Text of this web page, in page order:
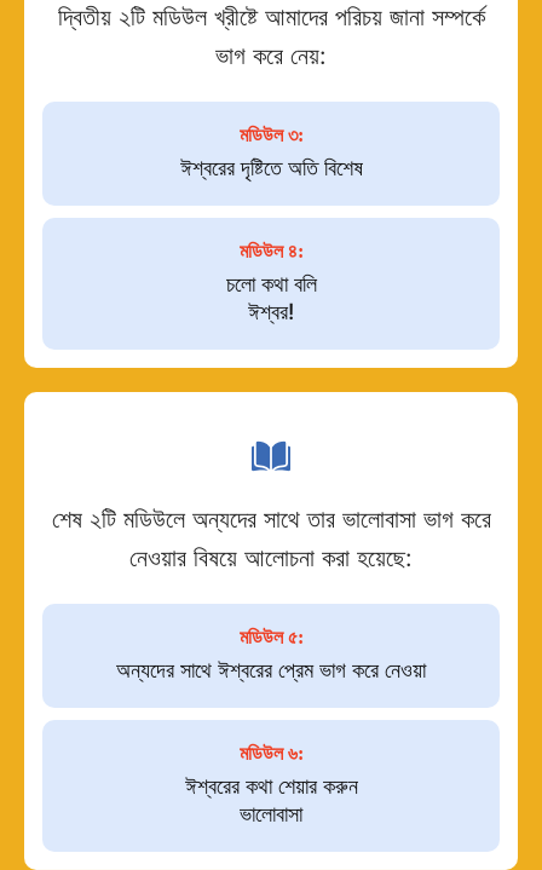
দ্বিতীয় ২টি মডিউল খ্রীষ্টে আমাদের পরিচয় জানা সম্পর্কে
ভাগ করে নেয়:
মডিউল ৩:
ঈশ্বরের দৃষ্টিতে অতি বিশেষ
মডিউল ৪:
চলো কথা বলি
ঈশ্বর!
শেষ ২টি মডিউলে অন্যদের সাথে তার ভালোবাসা ভাগ করে
নেওয়ার বিষয়ে আলোচনা করা হয়েছে:
মডিউল ৫:
অন্যদের সাথে ঈশ্বরের প্রেম ভাগ করে নেওয়া
মডিউল ৬:
ঈশ্বরের কথা শেয়ার করুন
ভালোবাসা